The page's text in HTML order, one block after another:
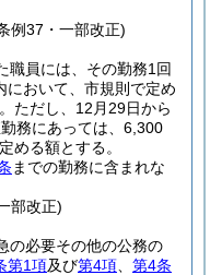
例37・一部改正)
職員には、その勤務1回
において、市規則で定め
ただし、12月29日から
務にあっては、6,300
める額とする。
までの勤務に含まれな
部改正)
の必要その他の公務の
第1項及び第4項
第4条